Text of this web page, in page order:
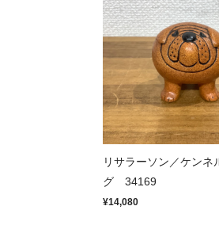
リサラーソン／ケンネ
グ 34169
¥14,080